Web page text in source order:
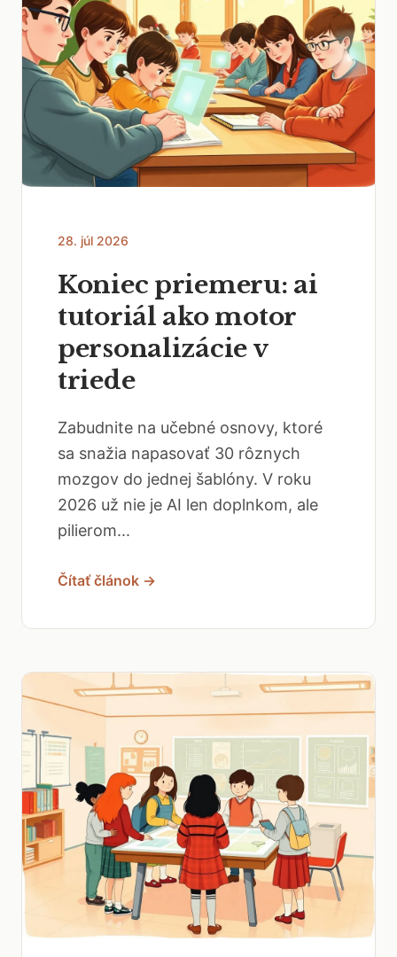
28. júl 2026
Koniec priemeru: ai
tutoriál ako motor
personalizácie v
triede
Zabudnite na učebné osnovy, ktoré
sa snažia napasovať 30 rôznych
mozgov do jednej šablóny. V roku
2026 už nie je AI len doplnkom, ale
pilierom...
Čítať článok →